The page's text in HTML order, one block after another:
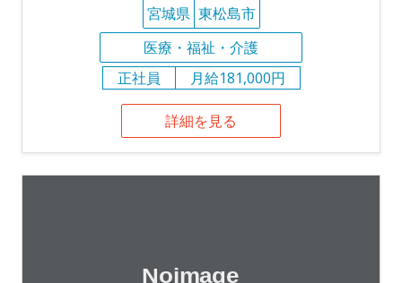
宮城県 東松島市
医療・福祉・介護
正社員
月給181,000円
詳細を見る